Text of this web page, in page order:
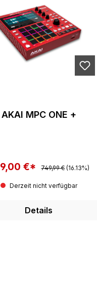
AKAI MPC ONE +
€* Regulärer Preis:
749,99 € (16.13%)
Derzeit nicht verfügbar
Details